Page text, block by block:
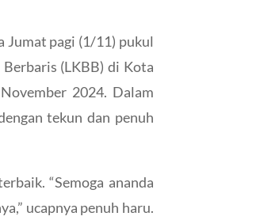
Jumat pagi (1/11) pukul
(LKBB) di Kota
2024. Dalam
tekun dan penuh
“Semoga ananda
ucapnya penuh haru.